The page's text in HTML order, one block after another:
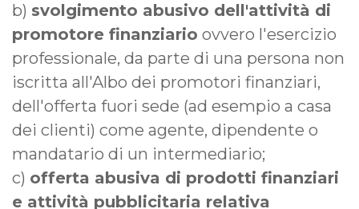
b) svolgimento abusivo dell'attività di
promotore finanziario ovvero l'esercizio
professionale, da parte di una persona non
iscritta all'Albo dei promotori finanziari,
dell'offerta fuori sede (ad esempio a casa
dei clienti) come agente, dipendente o
mandatario di un intermediario;
c) offerta abusiva di prodotti finanziari
e attività pubblicitaria relativa